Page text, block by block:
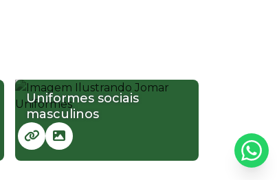
Uniformes profissionais jalecos
Uniformes sociais em sp
Uniformes sociais femininos
Uniformes sociais
masculinos